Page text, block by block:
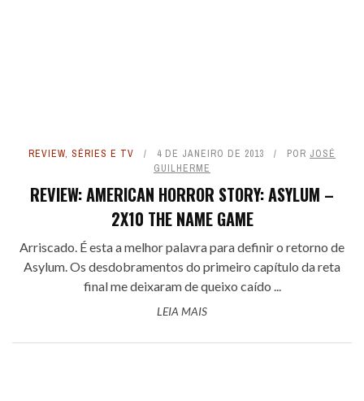
REVIEW, SÉRIES E TV 4 DE JANEIRO DE 2013 POR JOSÉ
GUILHERME
REVIEW: AMERICAN HORROR STORY: ASYLUM –
2X10 THE NAME GAME
Arriscado. É esta a melhor palavra para definir o retorno de
Asylum. Os desdobramentos do primeiro capítulo da reta
final me deixaram de queixo caído ...
LEIA MAIS